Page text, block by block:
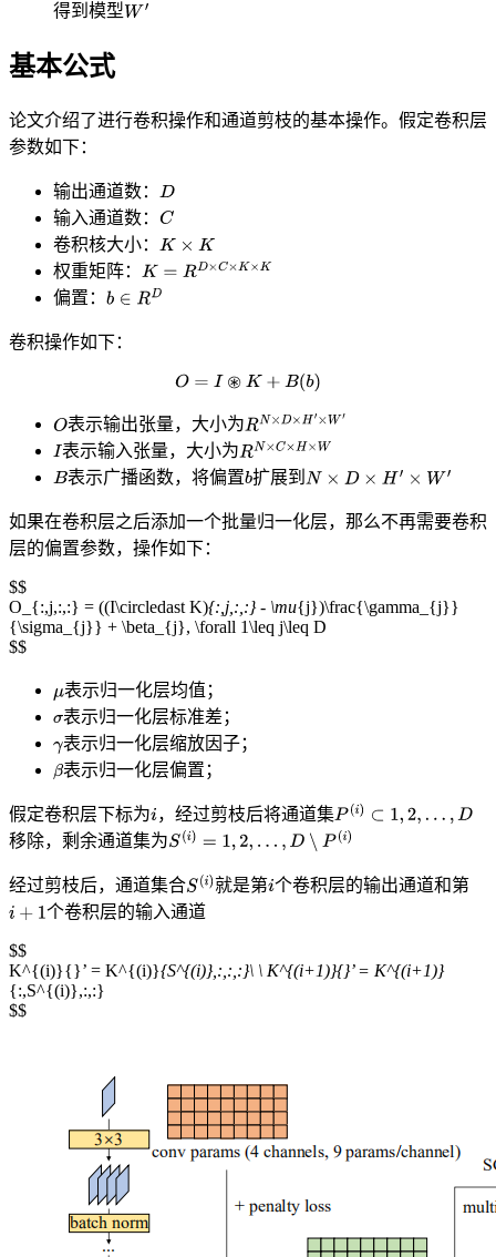
得到模型
基本公式
论文介绍了进行卷积操作和通道剪枝的基本操作。假定卷积层
参数如下：
输出通道数：
输入通道数：
卷积核大小：
权重矩阵：
偏置：
卷积操作如下：
表示输出张量，大小为
表示输入张量，大小为
表示广播函数，将偏置 扩展到
如果在卷积层之后添加一个批量归一化层，那么不再需要卷积
层的偏置参数，操作如下：
$$
O_{:,j,:,:} = ((I\circledast K){:,j,:,:} - \mu{j})\frac{\gamma_{j}}
{\sigma_{j}} + \beta_{j}, \forall 1\leq j\leq D
$$
表示归一化层均值；
表示归一化层标准差；
表示归一化层缩放因子；
表示归一化层偏置；
假定卷积层下标为 ，经过剪枝后将通道集
移除，剩余通道集为
经过剪枝后，通道集合 就是第 个卷积层的输出通道和第
个卷积层的输入通道
$$
K^{(i)}{}’ = K^{(i)}{S^{(i)},:,:,:}\ \ K^{(i+1)}{}’ = K^{(i+1)}
{:,S^{(i)},:,:}
$$